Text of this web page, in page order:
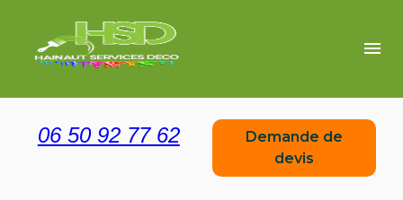
menu
06 50 92 77 62
Demande de
devis